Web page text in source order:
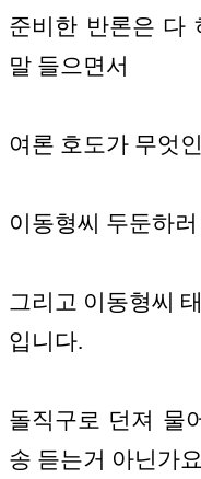
준비한 반론은 다
말 들으면서
여론 호도가 무엇
이동형씨 두둔하
그리고 이동형씨
입니다.
돌직구로 던져 물
송 듣는거 아닌가